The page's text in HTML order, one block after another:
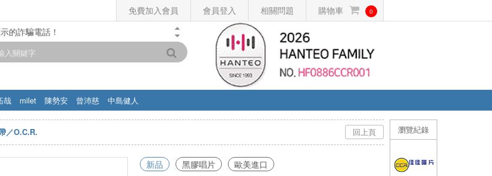
免費加入會員 會員登入 相關問題 購物車 0
的詐騙電話！
調整公告】
哉 milet 陳勢安 曾沛慈
中島健人
瀏覽紀錄
回上頁
／O.C.R.
新品 黑膠唱片 歐美進口